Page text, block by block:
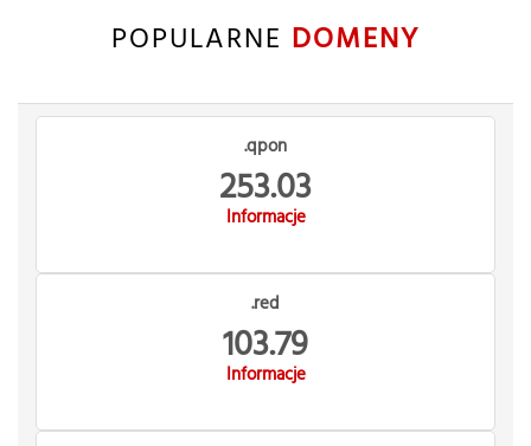
POPULARNE DOMENY
.qpon
253.03
Informacje
.red
103.79
Informacje